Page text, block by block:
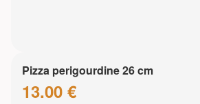
Pizza perigourdine 26 cm
13.00 €